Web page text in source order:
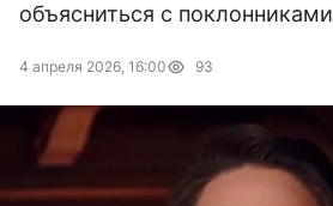
объясниться с поклонниками
4 апреля 2026, 16:00 93